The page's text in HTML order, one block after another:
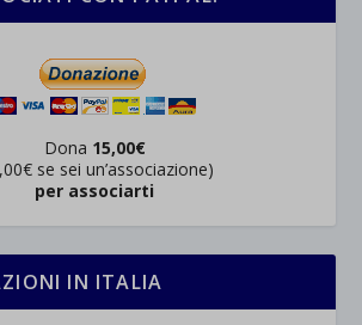
Dona 15,00€
se sei un’associazione)
per associarti
IN ITALIA